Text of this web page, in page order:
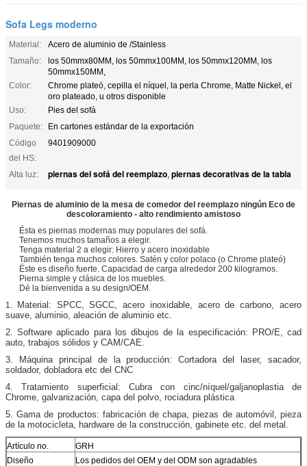
Sofa Legs moderno
Material:
Acero de aluminio de /Stainless
Tamaño:
los 50mmx80MM, los 50mmx100MM, los 50mmx120MM, los
50mmx150MM,
Color:
Chrome plateó, cepilla el níquel, la perla Chrome, Matte Nickel, el
oro plateado, u otros disponible
Uso:
Pies del sofá
Paquete:
En cartones estándar de la exportación
Código
del HS:
9401909000
Alta luz: piernas del sofá del reemplazo, piernas decorativas de la tabla
Piernas de aluminio de la mesa de comedor del reemplazo ningún Eco de
descoloramiento - alto rendimiento amistoso
Ésta es piernas modernas muy populares del sofá.
Tenemos muchos tamaños a elegir.
Tenga material 2 a elegir: Hierro y acero inoxidable
También tenga muchos colores. Satén y color polaco (o Chrome plateó)
Éste es diseño fuerte. Capacidad de carga alrededor 200 kilogramos.
Pierna simple y clásica de los muebles.
Dé la bienvenida a su design/OEM.
1.
Material: SPCC, SGCC, acero inoxidable, acero de carbono, acero
suave, aluminio, aleación de aluminio etc.
2. Software aplicado para los dibujos de la especificación: PRO/E, cad
auto, trabajos sólidos y CAM/CAE.
3. Máquina principal de la producción: Cortadora del laser, sacador,
soldador, dobladora etc del CNC
4. Tratamiento superficial: Cubra con cinc/níquel/galjanoplastia de
Chrome, galvanización, capa del polvo, rociadura plástica
5. Gama de productos: fabricación de chapa, piezas de automóvil, pieza
de la motocicleta, hardware de la construcción, gabinete etc. del metal.
Artículo no.
GRH
Diseño
Los pedidos del OEM y del ODM son agradables